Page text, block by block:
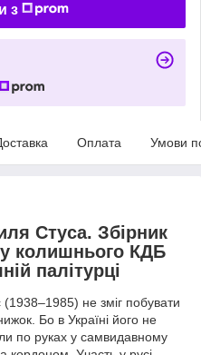
з
Оплата Умови
Стуса. Збірник
колишнього КДБ
палітурці
не зміг побувати
Бо в Україні його не
по руках у самвидавному